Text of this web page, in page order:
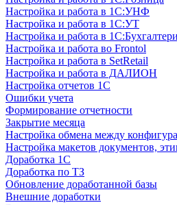
Настройка и работа в 1С:УНФ
Настройка и работа в 1С:УТ
Настройка и работа в
Настройка и работа во Frontol
Настройка и работа в SetRetail
Настройка и работа в ДАЛИОН
Настройка отчетов 1С
Ошибки учета
Формирование отчетности
Закрытие месяца
Настройка обмена между
Настройка макетов документов,
Доработка 1С
Доработка по ТЗ
Обновление доработанной базы
Внешние доработки